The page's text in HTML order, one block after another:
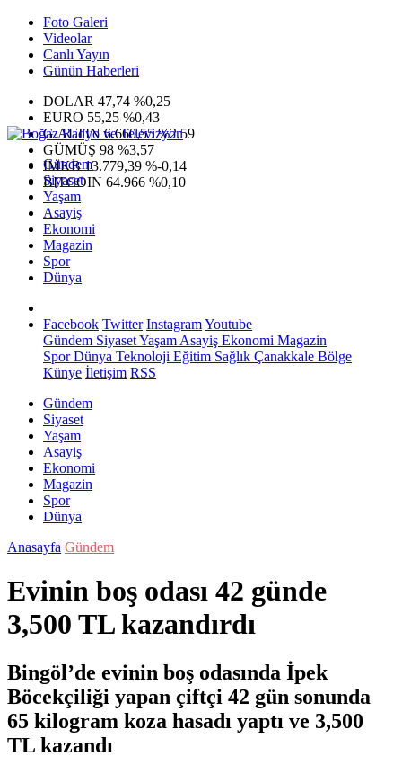
Foto Galeri
Videolar
Canlı Yayın
Günün Haberleri
DOLAR 47,74 %0,25
EURO 55,25 %0,43
G.ALTIN6.660,55 %2,59
GÜMÜŞ 98 %3,57
IMKB13.779,39 %-0,14
BITCOIN 64.966 %0,10
Gündem
Siyaset
Yaşam
Asayiş
Ekonomi
Magazin
Spor
Dünya
Facebook Twitter InstagramYoutube
Gündem SiyasetYaşam Asayiş Ekonomi Magazin
SporDünya Teknoloji Eğitim Sağlık Çanakkale Bölge
Künye İletişim RSS
Gündem
Siyaset
Yaşam
Asayiş
Ekonomi
Magazin
Spor
Dünya
Anasayfa Gündem
Evinin boş odası 42 günde
3,500 TL kazandırdı
Bingöl’de evinin boş odasında İpek
Böcekçiliği yapan çiftçi 42 gün sonunda
65 kilogram koza hasadı yaptı ve 3,500
TL kazandı